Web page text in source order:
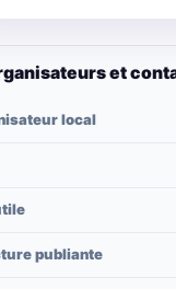
et
local
publiante